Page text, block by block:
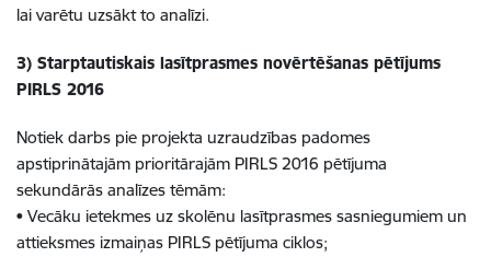
lai varētu uzsākt to analīzi.
3) Starptautiskais lasītprasmes novērtēšanas pētījums
PIRLS 2016
Notiek darbs pie projekta uzraudzības padomes
apstiprinātajām prioritārajām PIRLS 2016 pētījuma
sekundārās analīzes tēmām:
• Vecāku ietekmes uz skolēnu lasītprasmes sasniegumiem un
attieksmes izmaiņas PIRLS pētījuma ciklos;